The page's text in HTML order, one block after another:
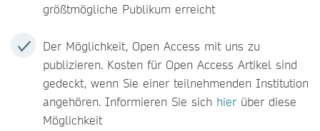
größtmögliche Publikum erreicht
Der Möglichkeit, Open Access mit uns zu
publizieren. Kosten für Open Access Artikel sind
gedeckt, wenn Sie einer teilnehmenden Institution
angehören. Informieren Sie sich hier über diese
Möglichkeit